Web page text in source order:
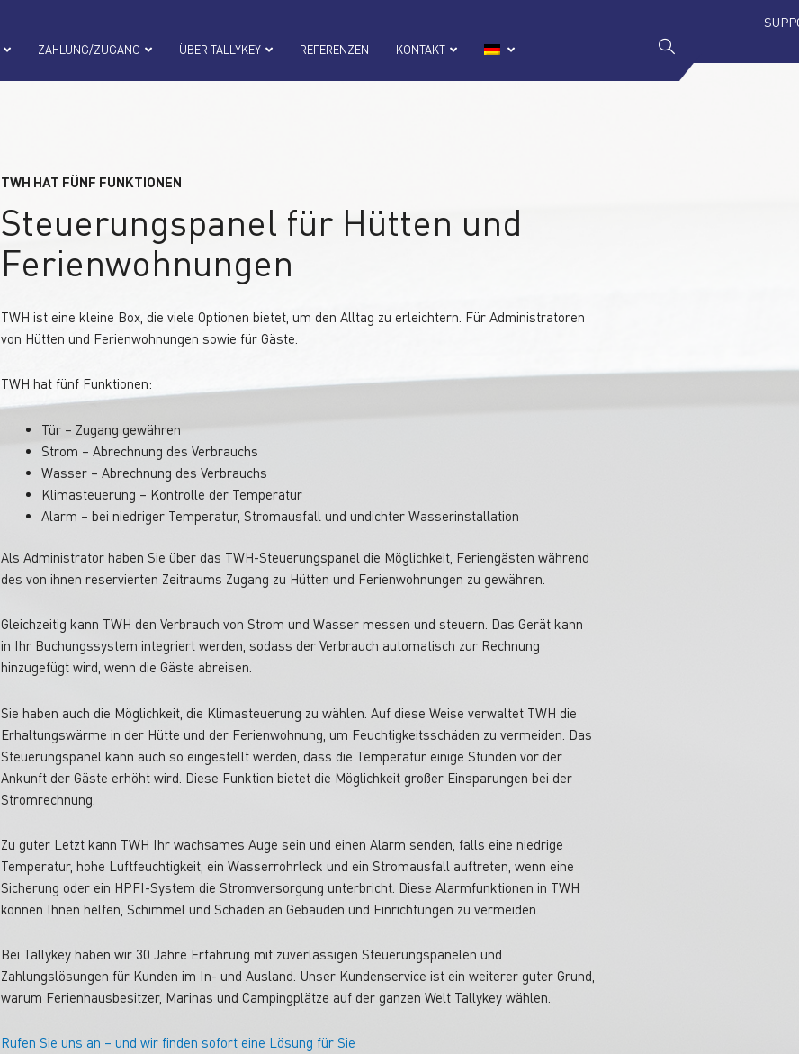
ZAHLUNG/ZUGANG ÜBER TALLYKEY REFERENZEN KONTAKT
TWH HAT FÜNF FUNKTIONEN
Steuerungspanel für Hütten und
Ferienwohnungen
TWH ist eine kleine Box, die viele Optionen bietet, um den Alltag zu erleichtern. Für Administratoren
von Hütten und Ferienwohnungen sowie für Gäste.
TWH hat fünf Funktionen:
Tür – Zugang gewähren
Strom – Abrechnung des Verbrauchs
Wasser – Abrechnung des Verbrauchs
Klimasteuerung – Kontrolle der Temperatur
Alarm – bei niedriger Temperatur, Stromausfall und undichter Wasserinstallation
Als Administrator haben Sie über das TWH-Steuerungspanel die Möglichkeit, Feriengästen während
des von ihnen reservierten Zeitraums Zugang zu Hütten und Ferienwohnungen zu gewähren.
Gleichzeitig kann TWH den Verbrauch von Strom und Wasser messen und steuern. Das Gerät kann
in Ihr Buchungssystem integriert werden, sodass der Verbrauch automatisch zur Rechnung
hinzugefügt wird, wenn die Gäste abreisen.
Sie haben auch die Möglichkeit, die Klimasteuerung zu wählen. Auf diese Weise verwaltet TWH die
Erhaltungswärme in der Hütte und der Ferienwohnung, um Feuchtigkeitsschäden zu vermeiden. Das
Steuerungspanel kann auch so eingestellt werden, dass die Temperatur einige Stunden vor der
Ankunft der Gäste erhöht wird. Diese Funktion bietet die Möglichkeit großer Einsparungen bei der
Stromrechnung.
Zu guter Letzt kann TWH Ihr wachsames Auge sein und einen Alarm senden, falls eine niedrige
Temperatur, hohe Luftfeuchtigkeit, ein Wasserrohrleck und ein Stromausfall auftreten, wenn eine
Sicherung oder ein HPFI-System die Stromversorgung unterbricht. Diese Alarmfunktionen in TWH
können Ihnen helfen, Schimmel und Schäden an Gebäuden und Einrichtungen zu vermeiden.
Bei Tallykey haben wir 30 Jahre Erfahrung mit zuverlässigen Steuerungspanelen und
Zahlungslösungen für Kunden im In- und Ausland. Unser Kundenservice ist ein weiterer guter Grund,
warum Ferienhausbesitzer, Marinas und Campingplätze auf der ganzen Welt Tallykey wählen.
Rufen Sie uns an – und wir finden sofort eine Lösung für Sie